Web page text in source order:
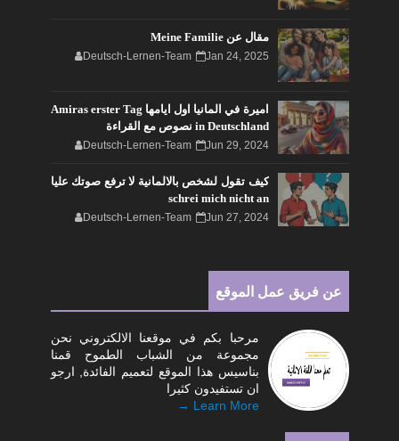
مقال عن Meine Familie
Deutsch-Lernen-Team Jan 24, 2025
اميرة في المانيا اول ايامها Amiras erster Tag
in Deutschland نصوص مع القراءة
Deutsch-Lernen-Team Jun 29, 2024
كيف تقول لشخص بالالمانية لا ترفع صوتك عليا
schrei mich nicht an
Deutsch-Lernen-Team Jun 27, 2024
عن فريق عمل الموقع
مرحبا بكم في موقعنا الالكتروني نحن
مجموعة من الشباب الطموح قمنا
بناسيس هذا الموقع لتعميم الفائدة, ارجو
ان تستفيدون كثيرا
Learn More →